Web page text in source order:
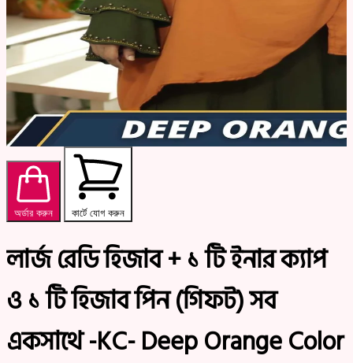
অর্ডার করুন কার্টে যোগ করুন
লার্জ রেডি হিজাব + ১ টি ইনার ক্যাপ
ও ১ টি হিজাব পিন (গিফট) সব
একসাথে -KC- Deep Orange Color